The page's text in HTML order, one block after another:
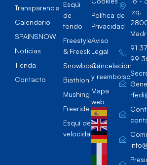
Transparencia
Calendario
SPAINSNOW
Noticias
Tienda
Contacto
Esqúi
de
fondo
Freestyle
& Freeski
Snowboard
Biathlon
Mushing
Freeride
Esquí de
velocidad
Política de
Privacidad
Aviso
Legal
Cancelación
y reembolso
Mapa
web
Izq.
91
99